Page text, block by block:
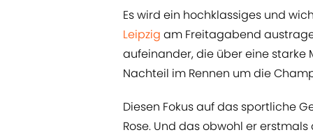
Es wird ein hochklassiges und
Leipzig am Freitagabend
aufeinander, die über eine
Nachteil im Rennen um die
Diesen Fokus auf das sportliche
Rose. Und das obwohl er